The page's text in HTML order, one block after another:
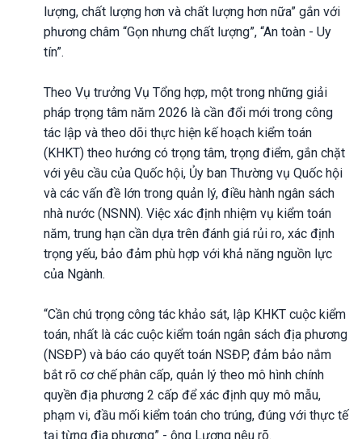
lượng, chất lượng hơn và chất lượng hơn nữa” gắn với
phương châm “Gọn nhưng chất lượng”, “An toàn - Uy
tín”.
Theo Vụ trưởng Vụ Tổng hợp, một trong những giải
pháp trọng tâm năm 2026 là cần đổi mới trong công
tác lập và theo dõi thực hiện kế hoạch kiểm toán
(KHKT) theo hướng có trọng tâm, trọng điểm, gắn chặt
với yêu cầu của Quốc hội, Ủy ban Thường vụ Quốc hội
và các vấn đề lớn trong quản lý, điều hành ngân sách
nhà nước (NSNN). Việc xác định nhiệm vụ kiểm toán
năm, trung hạn cần dựa trên đánh giá rủi ro, xác định
trọng yếu, bảo đảm phù hợp với khả năng nguồn lực
của Ngành.
“Cần chú trọng công tác khảo sát, lập KHKT cuộc kiểm
toán, nhất là các cuộc kiểm toán ngân sách địa phương
(NSĐP) và báo cáo quyết toán NSĐP, đảm bảo nắm
bắt rõ cơ chế phân cấp, quản lý theo mô hình chính
quyền địa phương 2 cấp để xác định quy mô mẫu,
phạm vi, đầu mối kiểm toán cho trúng, đúng với thực tế
tại từng địa phương” - ông Lương nêu rõ.